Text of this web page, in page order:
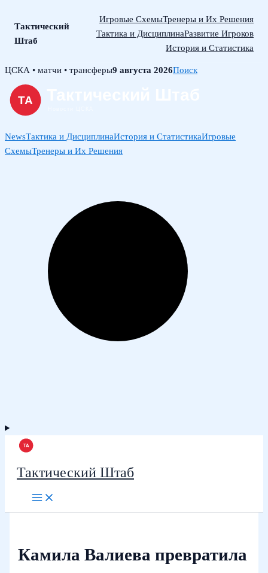
Тактический
Штаб
Игровые СхемыТренеры и Их Решения
Тактика и ДисциплинаРазвитие Игроков
История и Статистика
Skip
content
ЦСКА • матчи • трансферы9 августа 2026Поиск
NewsТактика и ДисциплинаИстория и СтатистикаИгровые
СхемыТренеры и Их Решения
Тактический Штаб
Камила Валиева превратила